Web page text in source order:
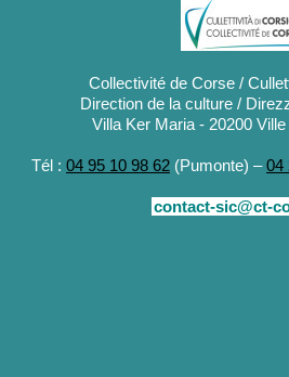
Collectivité de Corse /
Direction de la culture /
Villa Ker Maria - 20200
Tél : 04 95 10 98 62 (Pumonte) –04
contact-sic@ct-